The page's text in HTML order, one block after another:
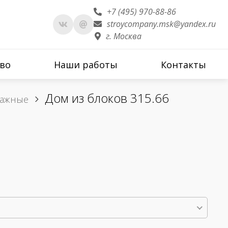
+7 (495) 970-88-86
stroycompany.msk@yandex.ru
г. Москва
Наши работы Контакты
Дом из блоков 315.66